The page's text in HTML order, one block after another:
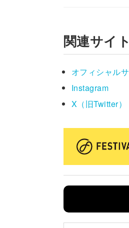
関連サイト
オフィシャル
Instagram
X（旧Twitter）